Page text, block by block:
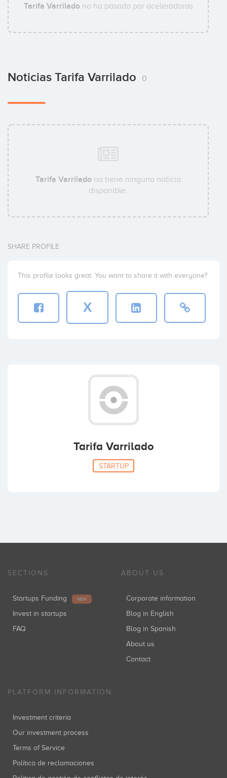
Tarifa Varriladono ha pasado por aceleradoras
Noticias Tarifa Varrilado 0
Tarifa Varrilado no tiene ninguna noticia
disponible.
SHARE PROFILE
This profile looks great. You want to share it with everyone?
X
Tarifa Varrilado
STARTUP
SECTIONS
Startups Funding NEW
Invest in startups
FAQ
ABOUT US
Corporate information
Blog in English
Blog in Spanish
About us
Contact
PLATFORM INFORMATION
Investment criteria
Our investment process
Terms of Service
Política de reclamaciones